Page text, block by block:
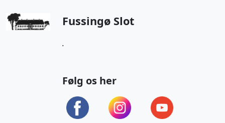
Fussingø Slot
.
Følg os her